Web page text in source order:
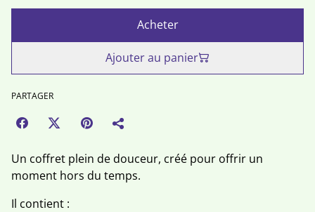
Acheter
Ajouter au panier
PARTAGER
Un coffret plein de douceur, créé pour offrir un
moment hors du temps.
Il contient :